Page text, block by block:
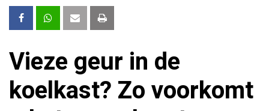
Vieze geur in de
koelkast? Zo voorkomt